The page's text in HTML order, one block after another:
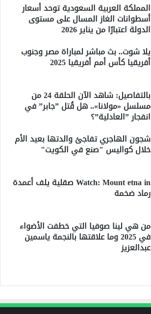
المملكة العربية السعودية توحد أسعار
أسطوانات الغاز المسال على مستوى
الدولة اعتبارًا من يناير 2026
يلا شوت.. بث مباشر لمباراة مصر وجنوب
أفريقيا كأس أمم أفريقيا 2025
بالتفاصيل: شاهد الآن الحلقة 24 من
مسلسل «مولانا».. هل قُتل ”جابر” في
انفجار ”العادلية”؟
شجون الهاجري تفاجئ والدتها بعيد الأم
خلال كواليس "صنع في الكويت"
Watch: Mount etna in صقلية يلف أعمدة
رماد ضخمة
من هي لينا صوفيا التي خطفت الأضواء
في 2025 وما علاقتها بالنجمة ياسمين
عبدالعزيز